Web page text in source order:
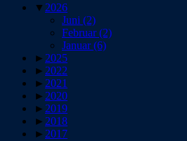
▼ 2026
Juni (2)
Februar(2)
Januar(6)
► 2025
► 2022
► 2021
► 2020
► 2019
► 2018
► 2017